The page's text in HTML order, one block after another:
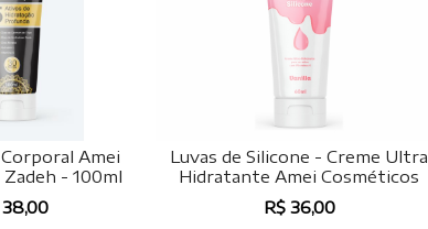
Amei
- 100ml
38,00
Luvas de Silicone - Creme Ultra
Hidratante Amei Cosméticos
R$ 36,00